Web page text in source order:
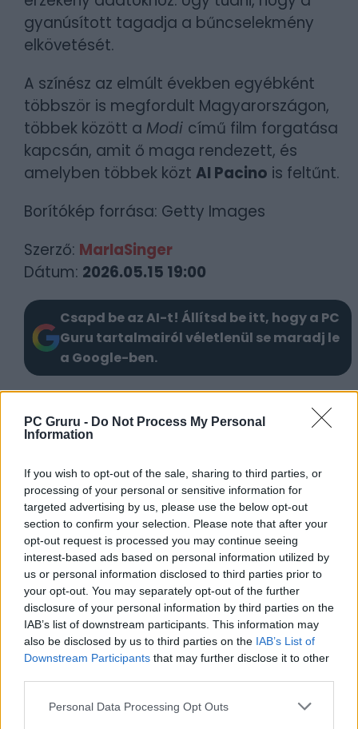
PC Gruru - Do Not Process My Personal
Information
If you wish to opt-out of the sale, sharing to third parties, or
processing of your personal or sensitive information for
targeted advertising by us, please use the below opt-out
section to confirm your selection. Please note that after your
opt-out request is processed you may continue seeing
interest-based ads based on personal information utilized by
us or personal information disclosed to third parties prior to
your opt-out. You may separately opt-out of the further
disclosure of your personal information by third parties on the
IAB’s list of downstream participants. This information may
also be disclosed by us to third parties on the IAB’s List of
Downstream Participants that may further disclose it to other
Personal Data Processing Opt Outs
gyanúsított tagadja a bűncselekmény
elkövetését.
A színész az elmúlt években egyébként
többször is megfordult Magyarországon,
többek között a Modi című film forgatása
kapcsán, amit ő maga rendezett, és
amelyben többek közt Al Pacino is feltűnt.
Borítókép forrása: Getty Images
Szerző: MarlaSinger
Dátum: 2026.05.15 19:00
Csapd be az AI-t! Állítsd be itt, hogy a PC
Guru tartalmairól véletlenül se maradj le
a Google-ben.
Ebben a filmben tér vissza Johnny Depp
Teljes előzetest kapott a Nosferatu
Johnny Depp végül tényleg visszatér A
Karib-tenger kalózai fedélzetére?
Családban marad: Jack Sparrow fiával
jöhet A Karib-tenger kalózai 6. része
LEGFRISSEBB VIDEÓNK